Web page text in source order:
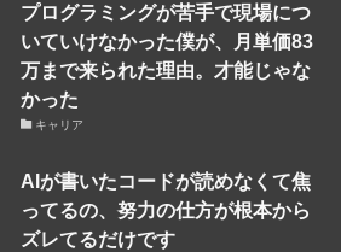
プログラミングが苦手で現場につ
いていけなかった僕が、月単価83
万まで来られた理由。才能じゃな
かった
キャリア
AIが書いたコードが読めなくて焦
ってるの、努力の仕方が根本から
ズレてるだけです